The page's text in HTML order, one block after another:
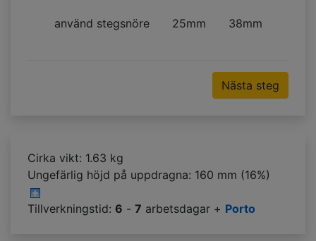
använd stegsnöre 38mm
25mm
Nästa steg
Cirka vikt: 1.63 kg
Ungefärlig höjd på uppdragna: 160 mm (16%)
Tillverkningstid: 6 - 7 arbetsdagar + Porto